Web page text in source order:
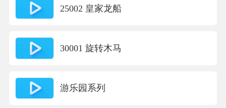
25002 皇家龙船
30001 旋转木马
游乐园系列